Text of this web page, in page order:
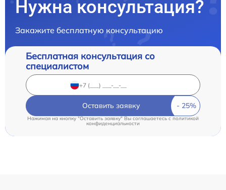
Нужна консультация?
Закажите бесплатную консультацию
Бесплатная консультация со
специалистом
Оставить заявку
Нажимая на кнопку "Оставить заявку" Вы соглашаетесь c политикой
конфиденциальности